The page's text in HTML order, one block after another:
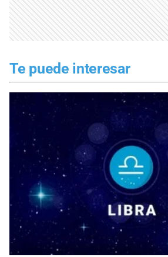
Te puede interesar